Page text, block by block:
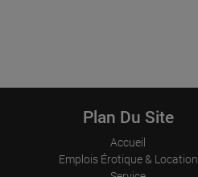
Plan Du Site
Accueil
Emplois Érotique & Location